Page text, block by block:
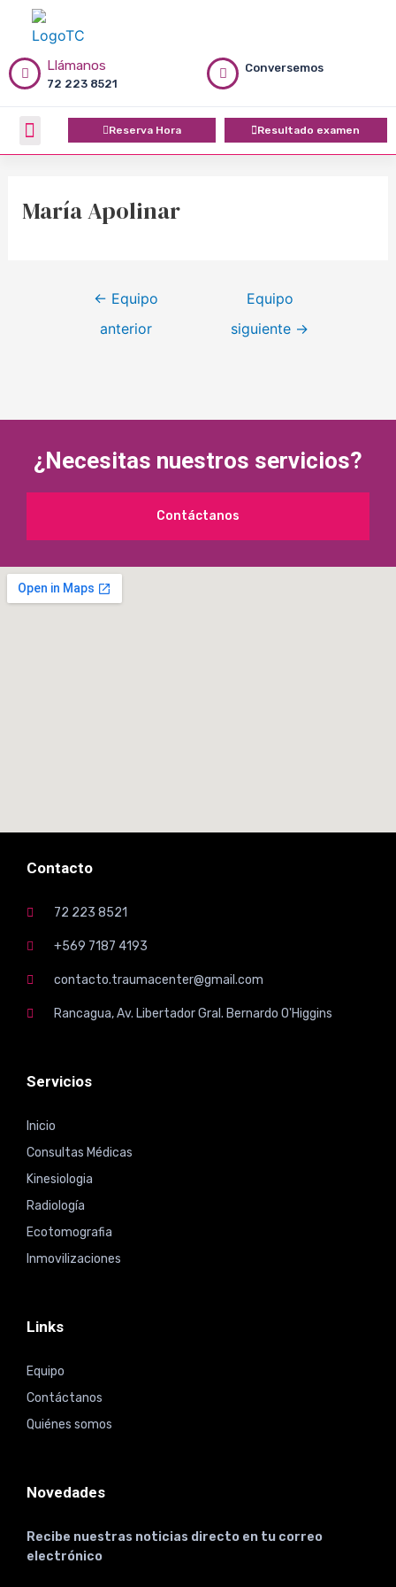
contenidoLlámanos
72 223 8521
Conversemos
Menú Reserva Hora Resultado examen
María Apolinar
de
entradas
← Equipo
anterior
Equipo
siguiente →
¿Necesitas nuestros servicios?
Contáctanos
Contacto
72 223 8521
+569 7187 4193
contacto.traumacenter@gmail.com
Rancagua, Av. Libertador Gral. Bernardo O'Higgins
Servicios
Inicio
Consultas Médicas
Kinesiologia
Radiología
Ecotomografia
Inmovilizaciones
Links
Equipo
Contáctanos
Quiénes somos
Novedades
Recibe nuestras noticias directo en tu correo
electrónico